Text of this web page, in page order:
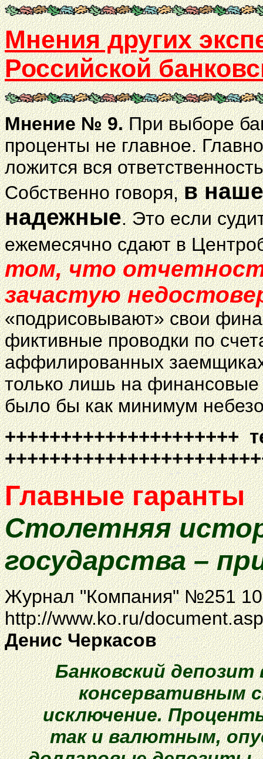
Мнения других
Российской
Мнение № 9.При выборе
проценты не главное.
ложится вся
Собственно говоря,в
надежные. Это если
ежемесячно сдают в
том, что
зачастую
«подрисовывают» свои
фиктивные проводки по
аффилированных
только лишь на финансовые
было бы как минимум
+++++++++++++++++++++
Главные гаранты
Столетняя
государства –
Журнал "Компания"№251
http://www.ko.ru/
Денис Черкасов
Банковский
консервативным
исключение.
так и валютным,